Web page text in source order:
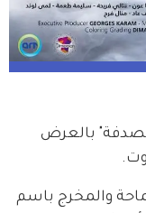
بالعرض
والمخرج باسم